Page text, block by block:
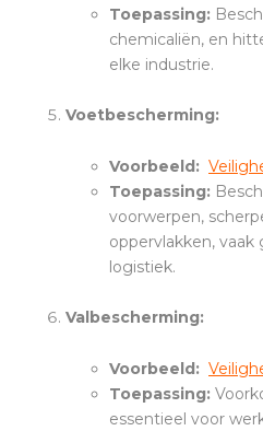
Toepassing:
chemicaliën, en
elke industrie.
Voetbescherming:
Voorbeeld:
Toepassing:
voorwerpen,
oppervlakken,
logistiek.
Valbescherming:
Voorbeeld:
Toepassing:
essentieel voor